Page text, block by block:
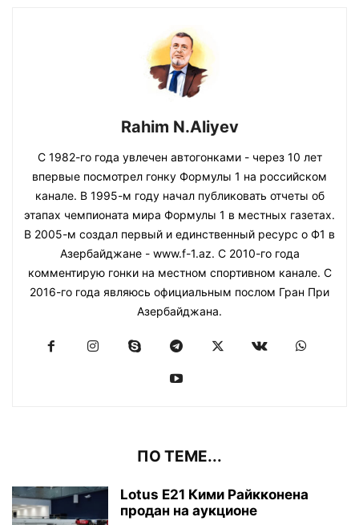
Rahim N.Aliyev
С 1982-го года увлечен автогонками - через 10 лет
впервые посмотрел гонку Формулы 1 на российском
канале. В 1995-м году начал публиковать отчеты об
этапах чемпионата мира Формулы 1 в местных газетах.
В 2005-м создал первый и единственный ресурс о Ф1 в
Азербайджане - www.f-1.az. С 2010-го года
комментирую гонки на местном спортивном канале. С
2016-го года являюсь официальным послом Гран При
Азербайджана.
ПО ТЕМЕ...
Lotus E21 Кими Райкконена
продан на аукционе